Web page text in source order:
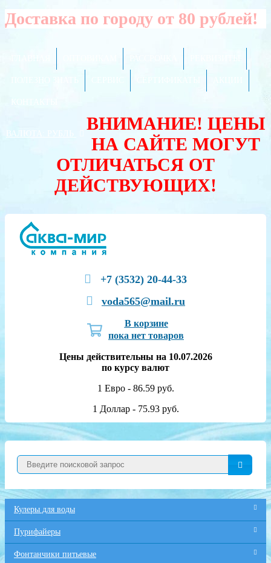
Доставка по городу от 80 рублей!
ВАЛЮТА:
ВНИМАНИЕ! ЦЕНЫ
НА САЙТЕ МОГУТ
ОТЛИЧАТЬСЯ ОТ
ДЕЙСТВУЮЩИХ!
+7 (3532) 20-44-33
voda565@mail.ru
В корзине
пока нет товаров
Цены действительны на 10.07.2026
по курсу валют
1 Евро - 86.59 руб.
1 Доллар - 75.93 руб.
Кулеры для воды
Пурифайеры
Фонтанчики питьевые